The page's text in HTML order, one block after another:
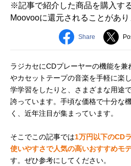
※記事で紹介した商品を購入す
Moovooに還元されることがあり
Share
ラジカセにCDプレーヤーの機能を兼
やカセットテープの音楽を手軽に楽
学学習をしたりと、さまざまな用途
誇っています。手頃な価格で十分な
く、近年注目が集まっています。
そこでこの記事では1万円以下のCD
使いやすさで人気の高いおすすめモ
す。ぜひ参考にしてください。